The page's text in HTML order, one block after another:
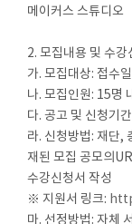
메이커스 스튜디오
2. 모집내용 및 수강
가. 모집대상: 접수
나. 모집인원: 15명
다. 공고 및 신청기
라. 신청방법: 재단,
재된 모집 공모의
수강신청서 작성
※ 지원서 링크:
마. 선정방법: 자체